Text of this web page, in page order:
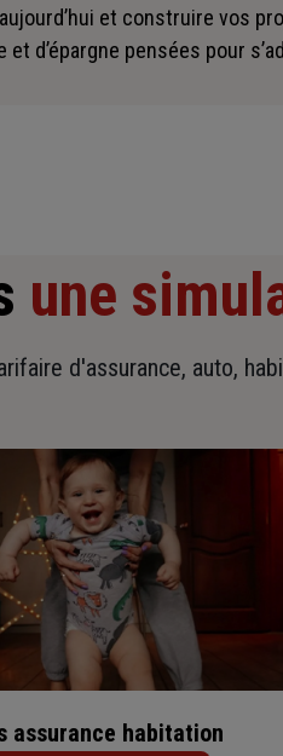
et construire vos
et d’épargne pensées pour
une
d'assurance, auto,
assurance habitation